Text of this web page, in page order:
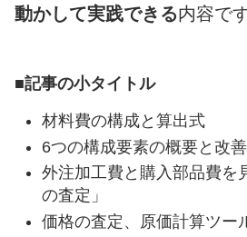
動かして実践できる内容です
■記事の小タイトル
材料費の構成と算出式
6つの構成要素の概要と改
外注加工費と購入部品費を
の査定」
価格の査定、原価計算ツー